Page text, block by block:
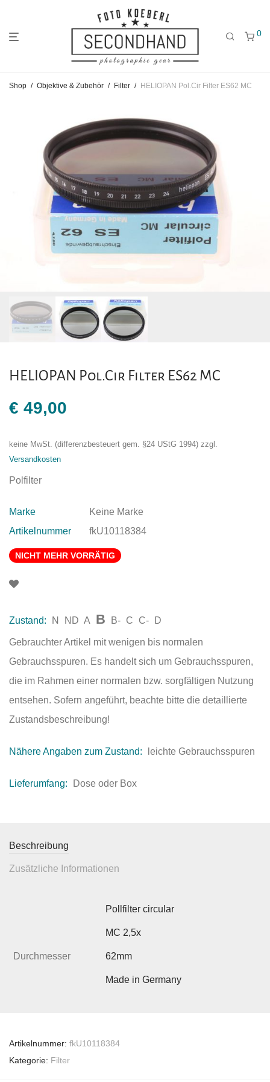
Hauptmenü
0
Shop / Objektive & Zubehör / Filter / HELIOPAN Pol.Cir Filter ES62 MC
HELIOPAN Pol.Cir Filter ES62 MC
€ 49,00
keine MwSt. (differenzbesteuert gem. §24 UStG 1994) zzgl.
Versandkosten
Polfilter
Marke
Keine Marke
Artikelnummer
fkU10118384
NICHT MEHR VORRÄTIG
Zustand: N ND A B B- C C- D
Gebrauchter Artikel mit wenigen bis normalen
Gebrauchsspuren. Es handelt sich um Gebrauchsspuren,
die im Rahmen einer normalen bzw. sorgfältigen Nutzung
entsehen. Sofern angeführt, beachte bitte die detaillierte
Zustandsbeschreibung!
Nähere Angaben zum Zustand: leichte Gebrauchsspuren
Lieferumfang: Dose oder Box
Beschreibung
Zusätzliche Informationen
Pollfilter circular
MC 2,5x
Durchmesser 62mm
Made in Germany
Artikelnummer: fkU10118384
Kategorie: Filter